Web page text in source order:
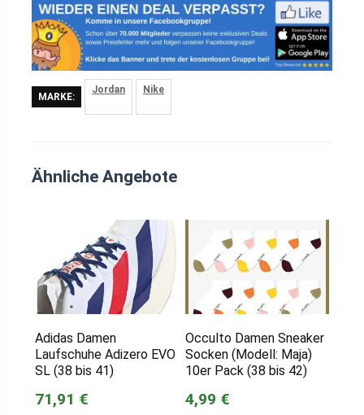
MARKE:
Jordan Nike
Ähnliche Angebote
Adidas Damen
Laufschuhe Adizero EVO
SL (38 bis 41)
71,91 €
Occulto Damen Sneaker
Socken (Modell: Maja)
10er Pack (38 bis 42)
4,99 €